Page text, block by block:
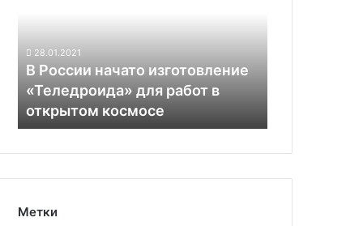
работ
открытом
космосе
28.01.2021
В России начато изготовление
«Теледроида» для работ в
открытом космосе
Метки